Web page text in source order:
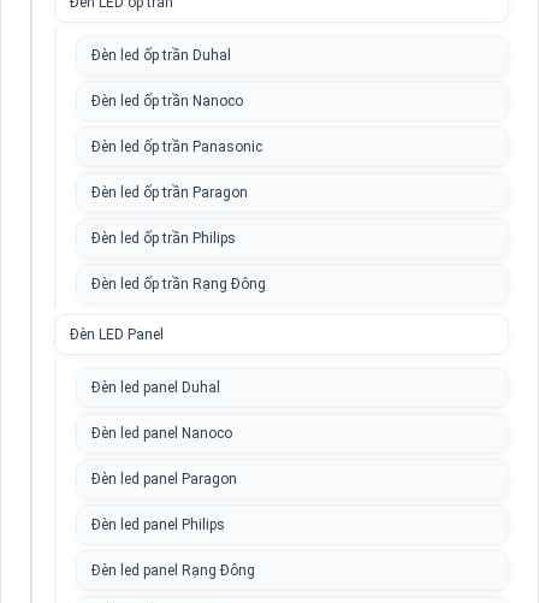
Đèn led ốp trần Duhal
Đèn led ốp trần Nanoco
Đèn led ốp trần Panasonic
Đèn led ốp trần Paragon
Đèn led ốp trần Philips
Đèn led ốp trần Rạng Đông
Đèn LED Panel
Đèn led panel Duhal
Đèn led panel Nanoco
Đèn led panel Paragon
Đèn led panel Philips
Đèn led panel Rạng Đông